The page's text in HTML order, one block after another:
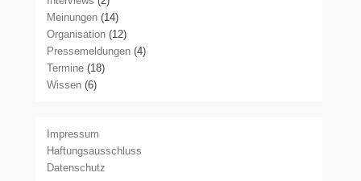
Meinungen (14)
Organisation (12)
Pressemeldungen (4)
Termine (18)
Wissen (6)
Impressum
Haftungsausschluss
Datenschutz